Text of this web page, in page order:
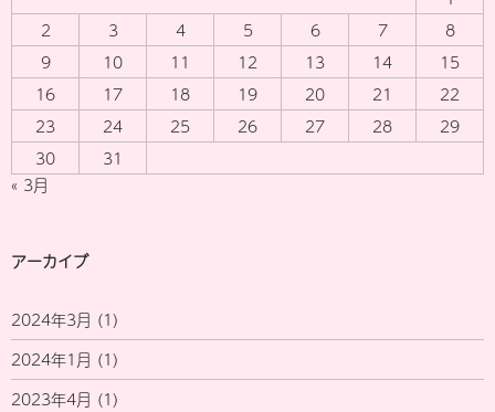
2
3 4 5 6 7
8
9
10 11 12 13 14
15
16
17 18 19 20 21
22
23
24 25 26 27 28
29
30
31
« 3月
アーカイブ
2024年3月 (1)
2024年1月 (1)
2023年4月 (1)